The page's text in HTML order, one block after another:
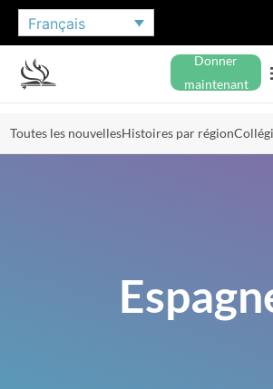
Français
Donner
maintenant
Toutes les nouvellesHistoires par région